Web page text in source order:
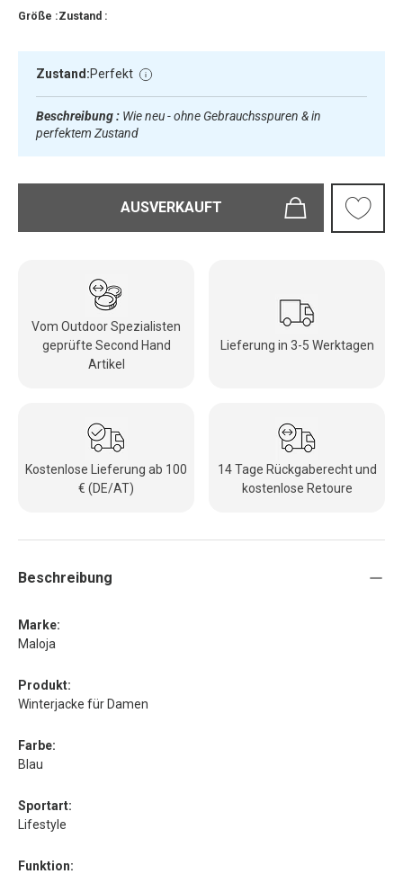
Größe :Zustand :
Zustand:Perfekt
Beschreibung : Wie neu - ohne Gebrauchsspuren & in
perfektem Zustand
AUSVERKAUFT
Vom Outdoor Spezialisten
geprüfte Second Hand
Artikel
Lieferung in 3-5 Werktagen
Kostenlose Lieferung ab 100
€ (DE/AT)
14 Tage Rückgaberecht und
kostenlose Retoure
Beschreibung
Marke:
Maloja
Produkt:
Winterjacke für Damen
Farbe:
Blau
Sportart:
Lifestyle
Funktion: